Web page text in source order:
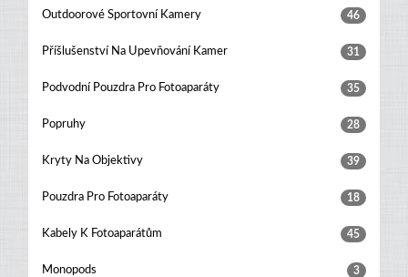
Outdoorové Sportovní Kamery 46
Příšlušenství Na Upevňování Kamer 31
Podvodní Pouzdra Pro Fotoaparáty 35
Popruhy 28
Kryty Na Objektivy 39
Pouzdra Pro Fotoaparáty 18
Kabely K Fotoaparátům 45
Monopods 3